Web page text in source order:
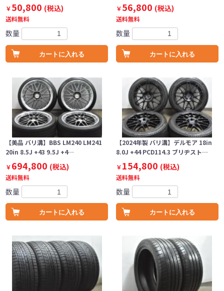
￥50,800 (税込)
送料無料
数量
カートに入れる
￥56,800 (税込)
送料無料
数量
カートに入れる
【美品 バリ溝】BBS LM240 LM241
20in 8.5J +43 9.5J +4…
￥694,800 (税込)
送料無料
数量
カートに入れる
【2024年製 バリ溝】デルモア 18in
8.0J +44 PCD114.3 ブリヂスト…
￥154,800 (税込)
送料無料
数量
カートに入れる